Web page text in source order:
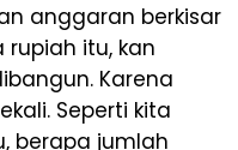
anggaran berkisar
itu, kan
Karena
Seperti kita
berapa jumlah